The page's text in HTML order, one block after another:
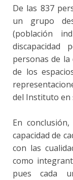
De las 837
un grupo
(población
discapacidad
personas de la
de los
del Instituto en
En
capacidad de
con las
como
pues cada